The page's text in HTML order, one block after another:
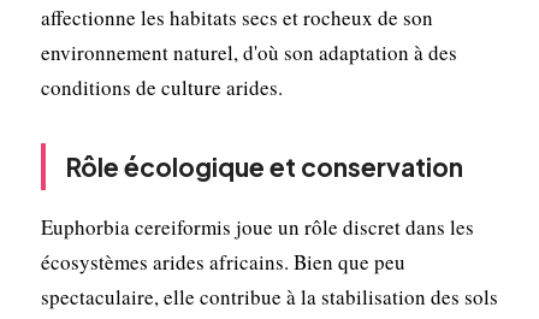
affectionne les habitats secs et rocheux de son
environnement naturel, d'où son adaptation à des
conditions de culture arides.
Rôle écologique et conservation
Euphorbia cereiformis joue un rôle discret dans les
écosystèmes arides africains. Bien que peu
spectaculaire, elle contribue à la stabilisation des sols